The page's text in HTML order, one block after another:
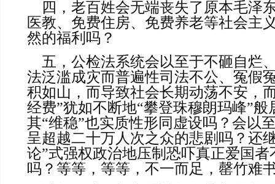
医教、免费住房、免费养老等社会主
然的福利吗？
法泛滥成灾而普遍性司法不公、冤假
积如山，而导致社会长期动荡不安，
经费”犹如不断地“攀登珠穆朗玛峰”
其“维稳”也实质性形同虚设吗？会以
呈超越二十万人次之众的悲剧吗？还
论”式强权政治地压制恐吓真正爱国
吗？等等，等等，不一而足，罄竹难